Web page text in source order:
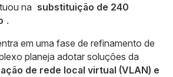
na substituição de 240
.
em uma fase de refinamento de
planeja adotar soluções da
de rede local virtual (VLAN) e